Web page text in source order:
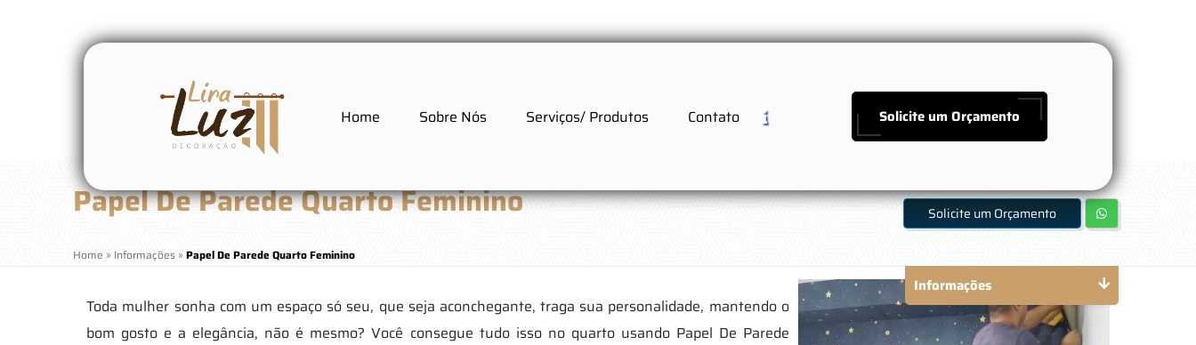
Home Sobre Nós Serviços/ Produtos Contato Solicite um Orçamento
Papel De Parede Quarto Feminino
Home » Informações »Papel De Parede Quarto Feminino
Solicite um Orçamento
Toda mulher sonha com um espaço só seu, que seja aconchegante, traga sua personalidade, mantendo o
bom gosto e a elegância, não é mesmo? Você consegue tudo isso no quarto usando Papel De Parede
Informações